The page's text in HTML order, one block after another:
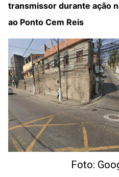
transmissor durante ação
ao Ponto Cem Reis
Foto: